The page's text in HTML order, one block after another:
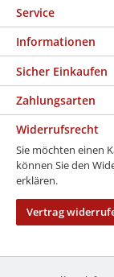
Service
Informationen
Sicher Einkaufen
Zahlungsarten
Widerrufsrecht
Sie möchten einen
können Sie den
erklären.
Vertrag